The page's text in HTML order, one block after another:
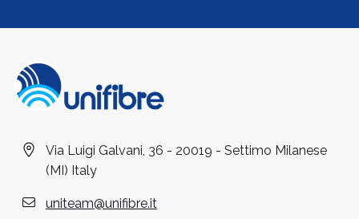
Via Luigi Galvani, 36 - 20019 - Settimo Milanese
(MI) Italy
uniteam@unifibre.it